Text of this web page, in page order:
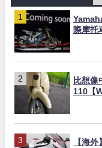
際摩托
比想
110【
【海